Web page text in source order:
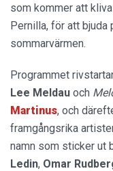
som kommer att
Pernilla, för att bjuda
sommarvärmen.
Programmet
Lee Meldau och
Martinus, och
framgångsrika
namn som sticker ut
Ledin, Omar